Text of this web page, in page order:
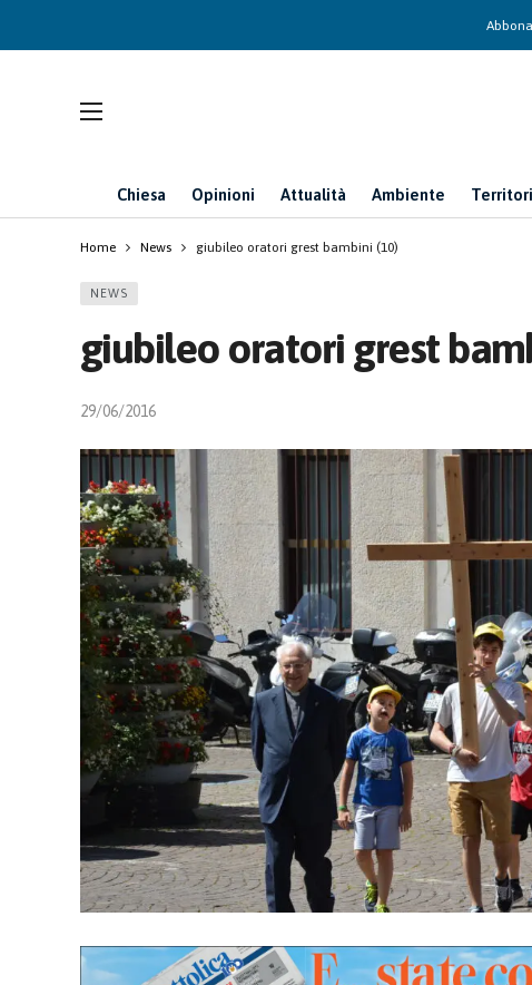
Chiesa Opinioni Attualità Ambiente
Home News giubileo oratori grest bambini (10)
NEWS
giubileo oratori grest
29/06/2016